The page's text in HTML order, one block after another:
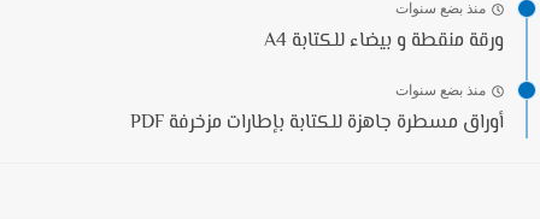
منذ بضع سنوات
ورقة منقطة و بيضاء للكتابة A4
منذ بضع سنوات
أوراق مسطرة جاهزة للكتابة بإطارات مزخرفة PDF